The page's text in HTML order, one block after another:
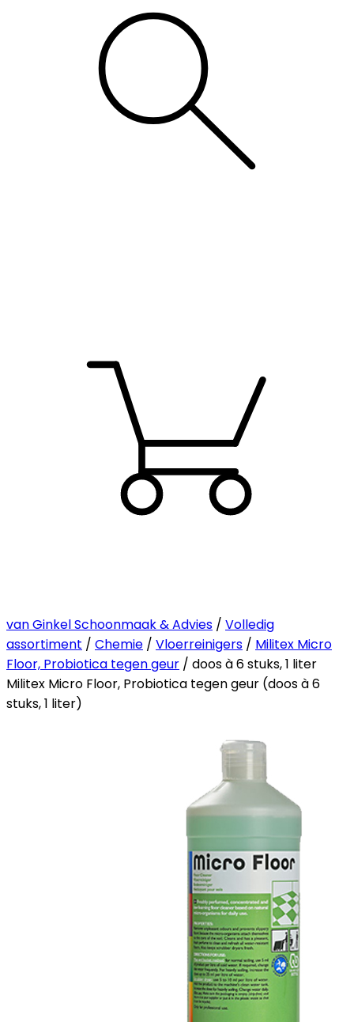
van Ginkel Schoonmaak & Advies / Volledig
assortiment / Chemie / Vloerreinigers / Militex Micro
Floor, Probiotica tegen geur / doos à 6 stuks, 1 liter
Militex Micro Floor, Probiotica tegen geur (doos à 6
stuks, 1 liter)